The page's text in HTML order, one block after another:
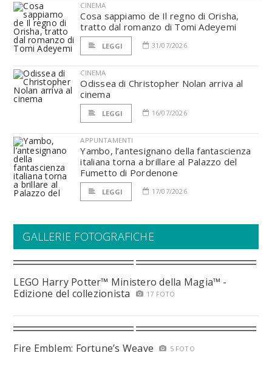
CINEMA
Cosa sappiamo de Il regno di Orisha,
tratto dal romanzo di Tomi Adeyemi
LEGGI 31/07/2026
CINEMA
Odissea di Christopher Nolan arriva al
cinema
LEGGI 16/07/2026
APPUNTAMENTI
Yambo, l’antesignano della fantascienza
italiana torna a brillare al Palazzo del
Fumetto di Pordenone
LEGGI 17/07/2026
GALLERIE FOTOGRAFICHE
LEGO Harry Potter™ Ministero della Magia™ -
Edizione del collezionista
17 FOTO
Fire Emblem: Fortune’s Weave 5 FOTO